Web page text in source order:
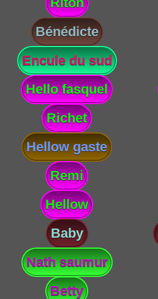
Bénédicte
Encule du sud
Hello fasquel
Richet
Hellow gaste
Remi
Hellow
Baby
Nath saumur
Betty